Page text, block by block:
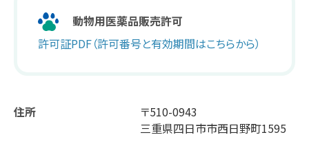
スギヤマ公式アプリ：お得！便利！アプリの使い方
スギヤマ公式アプリ：デジタル会員証登録
しそ油（えごま油）
動物用医薬品販売許可
許可証PDF（許可番号と有効期間はこちらから）
住所
〒510-0943
三重県四日市市西日野町1595